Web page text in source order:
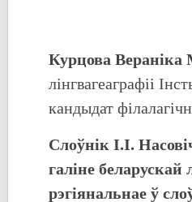
Курцова Вераніка
лінгвагеаграфіі
кандыдат
Слоўнік І.І.
галіне беларускай
рэгіянальнае ў